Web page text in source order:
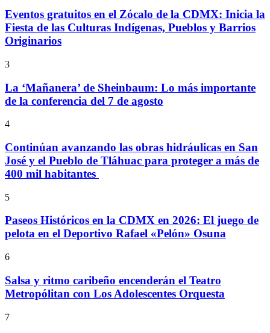
Eventos gratuitos en el Zócalo de la CDMX: Inicia la
Fiesta de las Culturas Indígenas, Pueblos y Barrios
Originarios
3
La ‘Mañanera’ de Sheinbaum: Lo más importante
de la conferencia del 7 de agosto
4
Continúan avanzando las obras hidráulicas en San
José y el Pueblo de Tláhuac para proteger a más de
400 mil habitantes
5
Paseos Históricos en la CDMX en 2026: El juego de
pelota en el Deportivo Rafael «Pelón» Osuna
6
Salsa y ritmo caribeño encenderán el Teatro
Metropólitan con Los Adolescentes Orquesta
7